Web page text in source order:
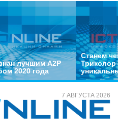
лучшим A2P
2020 года
Станем
Триколор
7 АВГУСТА 2026